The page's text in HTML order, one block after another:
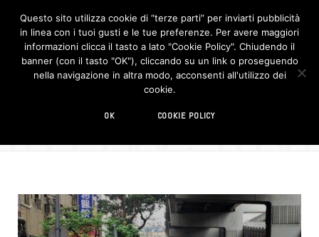
F
c
e
b
o
I
n
s
t
Taiwan
Questo sito utilizza cookie di “terze parti” per inviarti pubblicità
in linea con i tuoi gusti e le tue preferenze. Per avere maggiori
informazioni clicca il tasto a lato "Cookie Policy". Chiudendo il
banner (con il tasto "OK"), cliccando su un link o proseguendo
nella navigazione in altra modo, acconsenti all'utilizzo dei
cookie.
OK COOKIE POLICY